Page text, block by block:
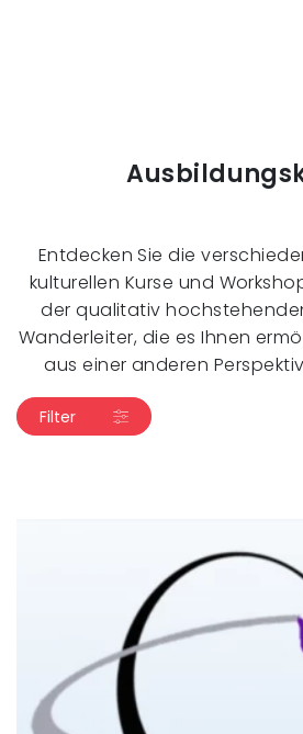
Entdecken Sie die
kulturellen Kurse und
der qualitativ
Wanderleiter, die es Ihnen
aus einer anderen
Filter